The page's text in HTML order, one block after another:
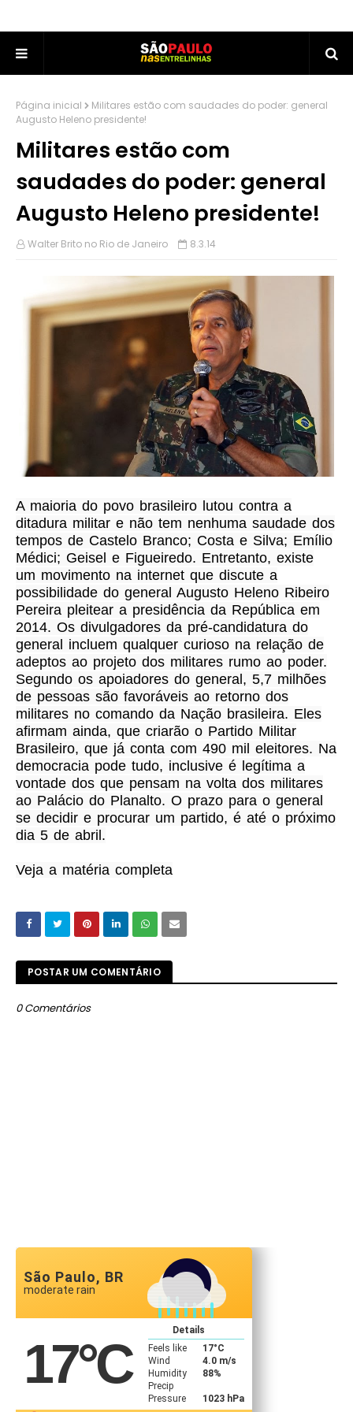
Página inicial
Militares estão com saudades do poder: general
Augusto Heleno presidente!
Militares estão com
saudades do poder: general
Augusto Heleno presidente!
Walter Brito no Rio de Janeiro 8.3.14
A maioria do povo brasileiro lutou contra a
ditadura militar e não tem nenhuma saudade dos
tempos de Castelo Branco; Costa e Silva; Emílio
Médici; Geisel e Figueiredo. Entretanto, existe
um movimento na internet que discute a
possibilidade do general Augusto Heleno Ribeiro
Pereira pleitear a presidência da República em
2014. Os divulgadores da pré-candidatura do
general incluem qualquer curioso na relação de
adeptos ao projeto dos militares rumo ao poder.
Segundo os apoiadores do general, 5,7 milhões
de pessoas são favoráveis ao retorno dos
militares no comando da Nação brasileira. Eles
afirmam ainda, que criarão o Partido Militar
Brasileiro, que já conta com 490 mil eleitores. Na
democracia pode tudo, inclusive é legítima a
vontade dos que pensam na volta dos militares
ao Palácio do Planalto. O prazo para o general
se decidir e procurar um partido, é até o próximo
dia 5 de abril.
Veja a matéria completa
POSTAR UM COMENTÁRIO
0 Comentários
São Paulo, BR
moderate rain
17°C
Details
Feels like
17°C
Wind
4.0 m/s
Humidity
88%
Precip
Pressure
1023 hPa